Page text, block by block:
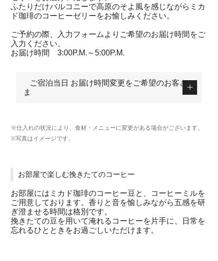
ふたりだけバルコニーで高原のそよ風を感じながらミカ
ド珈琲のコーヒーゼリーをお愉しみください。
ご予約の際、入力フォームよりご希望のお届け時間をご
入力ください。
お届け時間 3:00P.M.～5:00P.M.
ご宿泊当日 お届け時間変更をご希望のお客さ
ま
※仕入れの状況により、食材・メニューに変更がある場合がございます。
※写真はイメージです。
お部屋で楽しむ挽きたてのコーヒー
お部屋にはミカド珈琲のコーヒー豆と、コーヒーミルを
ご用意しております。香りと音を愉しみながら五感を研
ぎ澄ませる時間は格別です。
挽きたての豆を用いて淹れるコーヒーを片手に、日常を
忘れるひとときをお過ごしいただけます。